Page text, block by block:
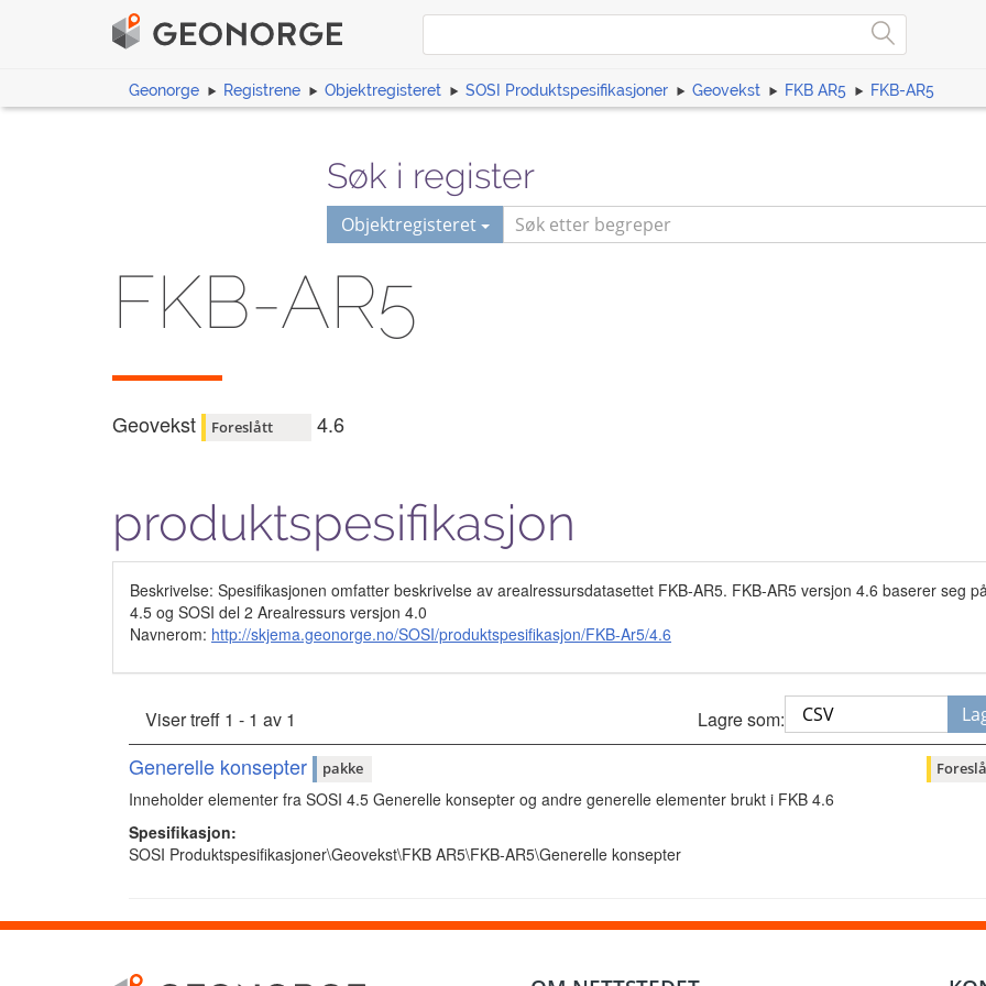
Geonorge Registrene Objektregisteret SOSI Produktspesifikasjoner Geovekst FKB AR5 FKB-AR5
Søk i register
Objektregisteret
FKB-AR5
Geovekst Foreslått 4.6
produktspesifikasjon
Beskrivelse: Spesifikasjonen omfatter beskrivelse av arealressursdatasettet FKB-AR5. FKB-AR5 versjon 4.6 baserer seg
4.5 og SOSI del 2 Arealressurs versjon 4.0
Navnerom: http://skjema.geonorge.no/SOSI/produktspesifikasjon/FKB-Ar5/4.6
Viser treff 1 - 1 av 1 Lagre som:
Generelle konsepter pakke
Inneholder elementer fra SOSI 4.5 Generelle konsepter og andre generelle elementer brukt i FKB 4.6
Spesifikasjon:
SOSI Produktspesifikasjoner\Geovekst\FKB AR5\FKB-AR5\Generelle konsepter